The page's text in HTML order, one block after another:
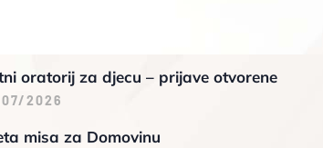
oratorij za djecu – prijave otvorene
2026
misa za Domovinu